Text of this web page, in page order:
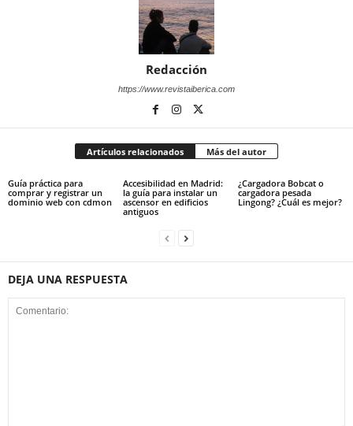
Redacción
https://www.revistaiberica.com
Artículos relacionados Más del autor
Guía práctica para
comprar y registrar un
dominio web con cdmon
Accesibilidad en Madrid:
la guía para instalar un
ascensor en edificios
antiguos
¿Cargadora Bobcat o
cargadora pesada
Lingong? ¿Cuál es mejor?
DEJA UNA RESPUESTA